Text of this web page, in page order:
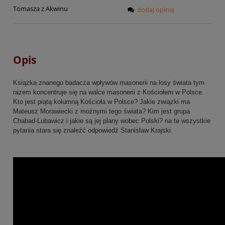
Tomasza z Akwinu
dodaj opinię
Opis
Książka znanego badacza wpływów masonerii na losy świata tym
razem koncentruje się na walce masonerii z Kościołem w Polsce.
Kto jest piątą kolumną Kościoła w Polsce? Jakie związki ma
Mateusz Morawiecki z możnymi tego świata? Kim jest grupa
Chabad-Lubawicz i jakie są jej plany wobec Polski? na te wszystkie
pytania stara się znaleźć odpowiedź Stanisław Krajski.